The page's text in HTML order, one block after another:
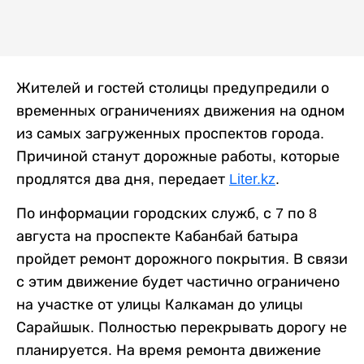
Жителей и гостей столицы предупредили о
временных ограничениях движения на одном
из самых загруженных проспектов города.
Причиной станут дорожные работы, которые
продлятся два дня, передает Liter.kz.
По информации городских служб, с 7 по 8
августа на проспекте Кабанбай батыра
пройдет ремонт дорожного покрытия. В связи
с этим движение будет частично ограничено
на участке от улицы Калкаман до улицы
Сарайшык. Полностью перекрывать дорогу не
планируется. На время ремонта движение